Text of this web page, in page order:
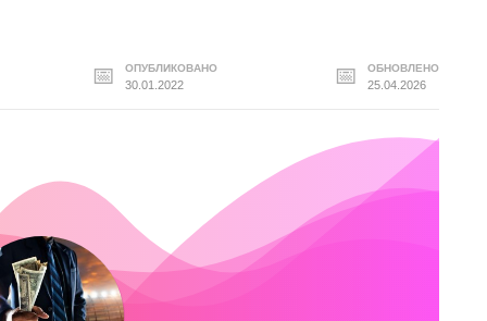
ОПУБЛИКОВАНО
30.01.2022
ОБНОВЛЕНО
25.04.2026